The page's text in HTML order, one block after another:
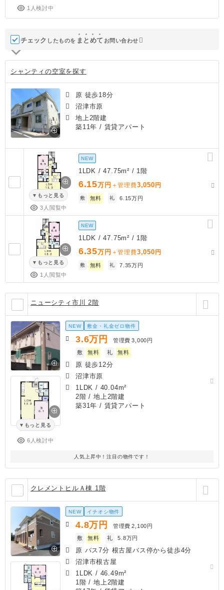
1人検討中
チェック したものを ま と めて お問い合わせ
シャンティの空室を探す
原 徒歩18分
沼津市原
地上2階建
築11年 / 賃貸アパート
もっと見る
3人閲覧中
NEW
1LDK / 47.75m² / 1階
6.15万円 ＋管理費3,050 円
敷 無料 礼 6.15万円
もっと見る
1人閲覧中
NEW
1LDK / 47.75m² / 1階
6.35万円 ＋管理費3,050 円
敷 無料 礼 7.35万円
ニューシティ市川 2階
もっと見る
6人検討中
NEW 敷金・礼金ゼロ物件
3.6万円 管理費 3,000円
敷
無料 礼 無料
原 徒歩12分
沼津市原
1LDK / 40.04m²
2階 / 地上2階建
築31年 / 賃貸アパート
人気上昇中！注目の物件です！
クレメントヒルＡ棟 1階
NEW イチオシ物件
4.8万円 管理費 2,100円
敷
無料 礼 5.8万円
原 バス7分 根古屋バス停から徒歩4分
沼津市根古屋
1LDK / 46.49m²
1階 / 地上2階建